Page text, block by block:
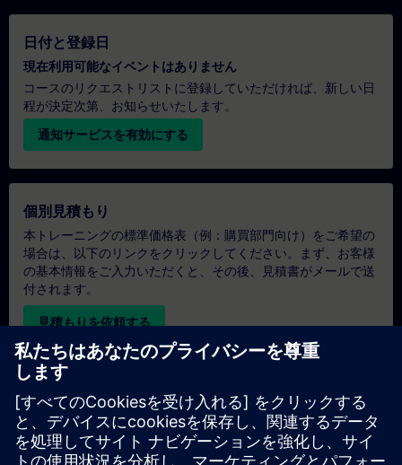
日付と登録日
現在利用可能なイベントはありません
コースのリクエストリストに登録していただければ、新しい日
程が決定次第、お知らせいたします。
通知サービスを有効にする
個別見積もり
本トレーニングの標準価格表（例：購買部門向け）をご希望の
場合は、以下のリンクをクリックしてください。まず、お客様
の基本情報をご入力いただくと、その後、見積書がメールで送
付されます。
見積もりを依頼する
専用トレーニングのお問い合わせ
オンサイト、オンライン、または当社のSITRAINトレーニング
センターでの専用トレーニングコースの見積もりをご希望の場
合は、以下の問い合わせフォームにご記入ください。このタイ